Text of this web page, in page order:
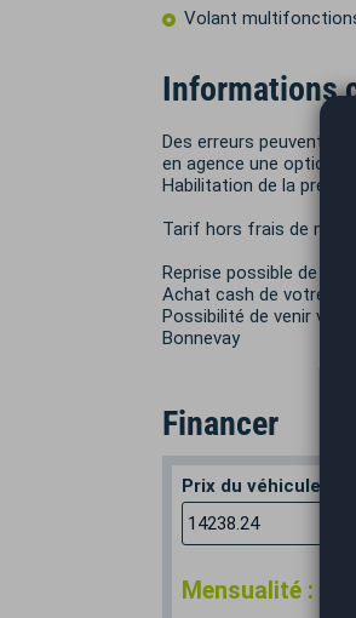
Volant
Informations
Des erreurs peuvent
en agence une option
Habilitation de la
Tarif hors frais de mise
Reprise possible de
Achat cash de votre
Possibilité de venir
Bonnevay
Financer
Prix du véhicule
Mensualité :